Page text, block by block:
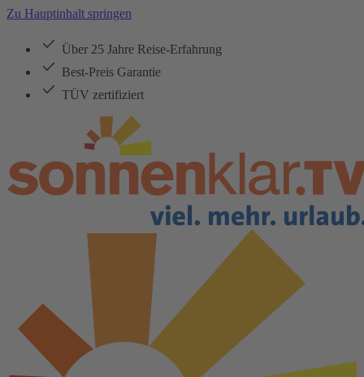
Zu Hauptinhalt springen
Über 25 Jahre Reise-Erfahrung
Best-Preis Garantie
TÜV zertifiziert